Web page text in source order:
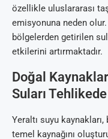
özellikle uluslararası
emisyonuna neden
bölgelerden getirilen
etkilerini artırmaktadır.
Doğal
Suları Tehlikede
Yeraltı suyu
temel kaynağını